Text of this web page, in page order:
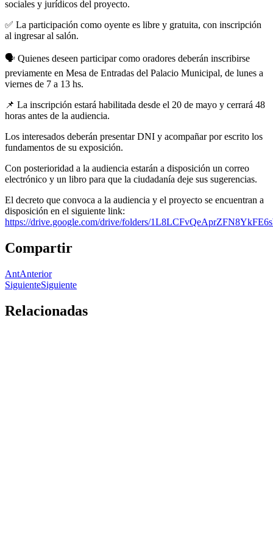
sociales y jurídicos del proyecto.
✅ La participación como oyente es libre y gratuita, con inscripción
al ingresar al salón.
🗣️ Quienes deseen participar como oradores deberán inscribirse
previamente en Mesa de Entradas del Palacio Municipal, de lunes a
viernes de 7 a 13 hs.
📌 La inscripción estará habilitada desde el 20 de mayo y cerrará 48
horas antes de la audiencia.
Los interesados deberán presentar DNI y acompañar por escrito los
fundamentos de su exposición.
Con posterioridad a la audiencia estarán a disposición un correo
electrónico y un libro para que la ciudadanía deje sus sugerencias.
El decreto que convoca a la audiencia y el proyecto se encuentran a
disposición en el siguiente link:
https://drive.google.com/drive/folders/
Compartir
AntAnterior
SiguienteSiguiente
Relacionadas